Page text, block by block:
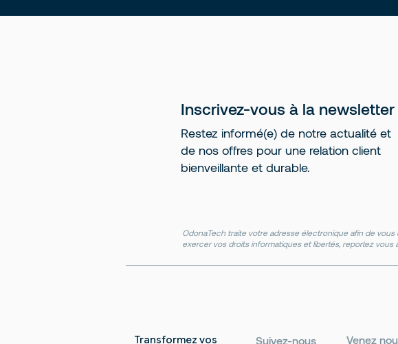
Inscrivez-vous à la newsletter
Restez informé(e) de notre actualité et
de nos offres pour une relation client
bienveillante et durable.
OdonaTech traite votre adresse électronique afin de
exercer vos droits informatiques et libertés, reportez vous
Suivez-nous Venez
Transformez vos